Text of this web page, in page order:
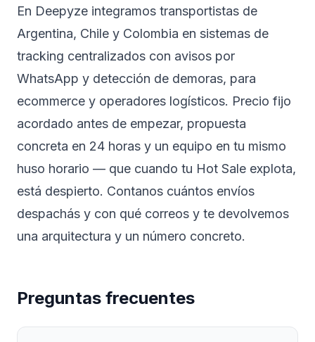
En Deepyze integramos transportistas de
Argentina, Chile y Colombia en sistemas de
tracking centralizados con avisos por
WhatsApp y detección de demoras, para
ecommerce y operadores logísticos. Precio fijo
acordado antes de empezar, propuesta
concreta en 24 horas y un equipo en tu mismo
huso horario — que cuando tu Hot Sale explota,
está despierto. Contanos cuántos envíos
despachás y con qué correos y te devolvemos
una arquitectura y un número concreto.
Preguntas frecuentes